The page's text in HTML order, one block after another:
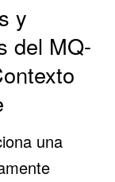
y
del MQ-
una